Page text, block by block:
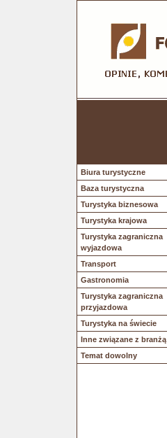
Biura turystyczne
Baza turystyczna
Turystyka biznesowa
Turystyka krajowa
Turystyka zagraniczna
wyjazdowa
Transport
Gastronomia
Turystyka zagraniczna
przyjazdowa
Turystyka na świecie
Inne związane z branżą
Temat dowolny